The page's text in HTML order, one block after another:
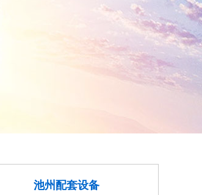
池州配套设备